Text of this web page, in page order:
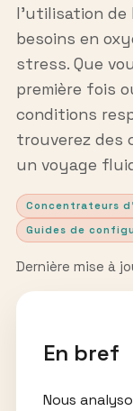
l’utilisation de
besoins en
stress. Que
première fois
conditions
trouverez des
un voyage
Concentrateurs
Guides de
Dernière mise à
En bref
Nous